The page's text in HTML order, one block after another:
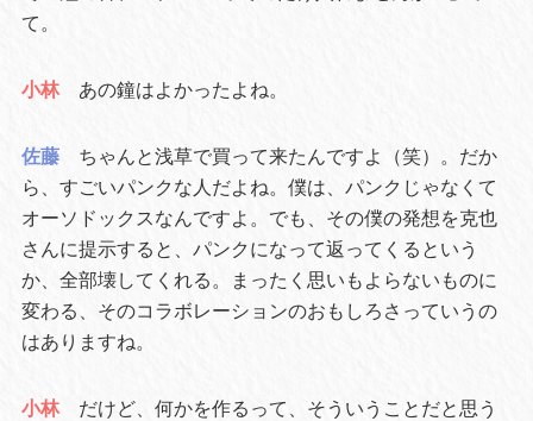
て。
小林 あの鐘はよかったよね。
佐藤
ちゃんと浅草で買って来たんですよ（笑）。だか
ら、すごいパンクな人だよね。僕は、パンクじゃなくて
オーソドックスなんですよ。でも、その僕の発想を克也
さんに提示すると、パンクになって返ってくるという
か、全部壊してくれる。まったく思いもよらないものに
変わる、そのコラボレーションのおもしろさっていうの
はありますね。
小林
だけど、何かを作るって、そういうことだと思う